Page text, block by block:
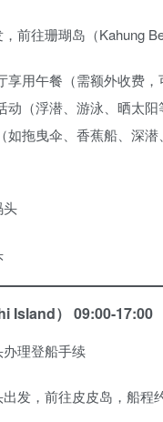
前往珊瑚岛（Kahung
享用午餐（需额外收费，
动（浮潜、游泳、晒太阳
如拖曳伞、香蕉船、深
头
Island） 09:00-17:00
理登船手续
发，前往皮皮岛，船程